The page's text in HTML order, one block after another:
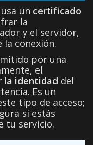
un certificado
la
y el servidor,
la conexión.
por una
el
la identidad del
Es un
tipo de acceso;
si estás
tu servicio.